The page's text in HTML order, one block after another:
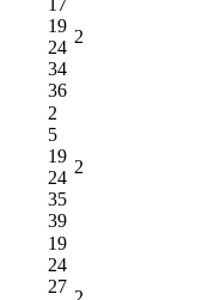
19
24
34
36
2
2
5
19
24
35
39
2
19
24
27